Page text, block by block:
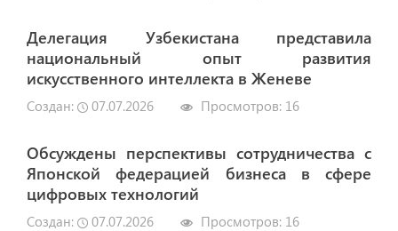
Делегация Узбекистана представила
национальный опыт развития
искусственного интеллекта в Женеве
Создан: 07.07.2026 Просмотров: 16
Обсуждены перспективы сотрудничества с
Японской федерацией бизнеса в сфере
цифровых технологий
Создан: 07.07.2026 Просмотров: 16